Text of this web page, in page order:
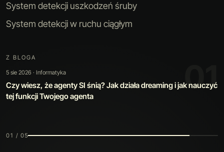
System detekcji uszkodzeń śruby
System detekcji w ruchu ciągłym
Z BLOGA 02
30 lip 2026 · Sztuczna inteligencja
Kiedy automatyzacja jest warta swojej ceny: jak zbudowaliśmy
narzędzie, które poprawia samo siebie
02 / 05